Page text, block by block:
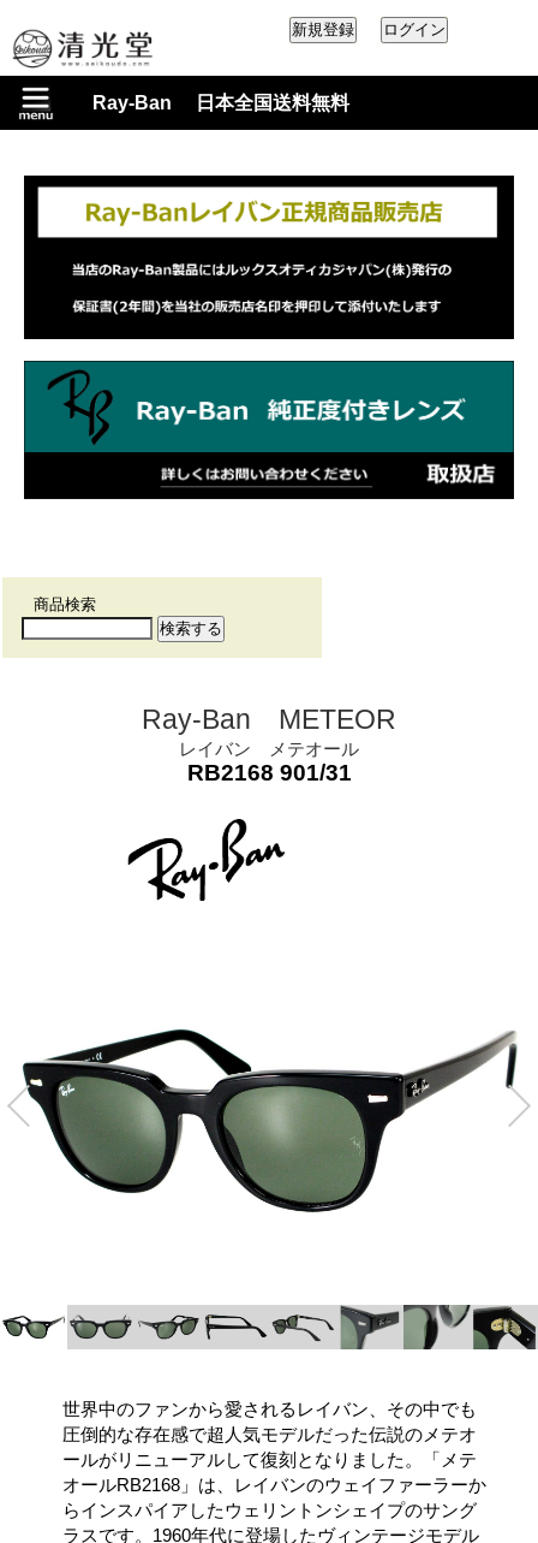
Ray-Ban 日本全国送料無料
商品検索
Ray-Ban METEOR
レイバン メテオール
RB2168 901/31
世界中のファンから愛されるレイバン、その中でも
圧倒的な存在感で超人気モデルだった伝説のメテオ
ールがリニューアルして復刻となりました。「メテ
オールRB2168」は、レイバンのウェイファーラーか
らインスパイアしたウェリントンシェイプのサング
ラスです。1960年代に登場したヴィンテージモデル